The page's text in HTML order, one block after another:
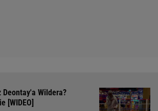
Deontay'a Wildera?
[WIDEO]